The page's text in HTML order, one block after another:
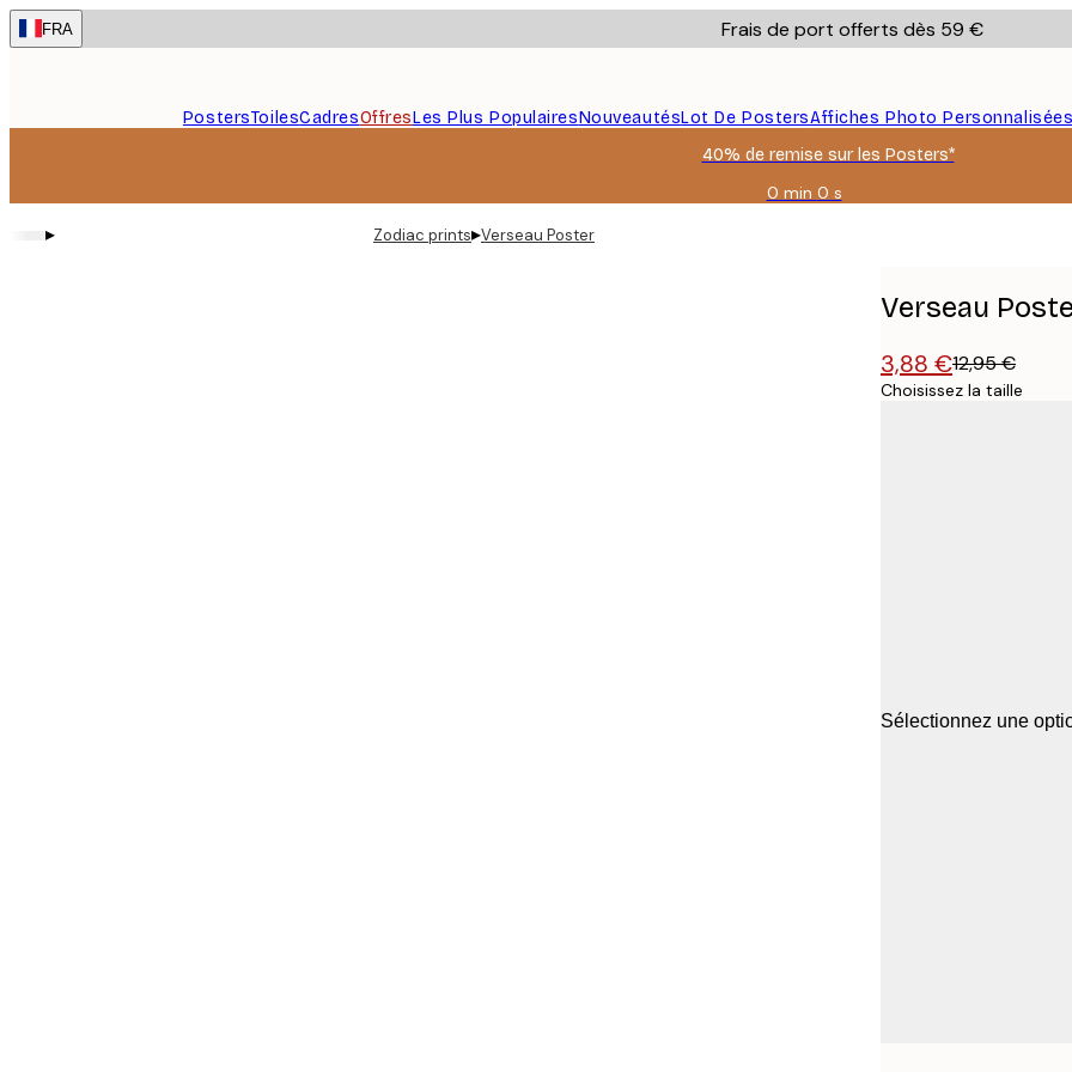
Skip
to
FRA Frais de port offerts dès 59 €
PostersToilesCadresOffresLes Plus PopulairesNouveautésLot De PostersAffiches Photo
40% de remise sur les Posters*
0 min 0 s
Valable
▸ Zodiac prints▸Verseau Poster
Verseau
3,88 €12,95 €
Choisissez la taille
Sélectionnez une